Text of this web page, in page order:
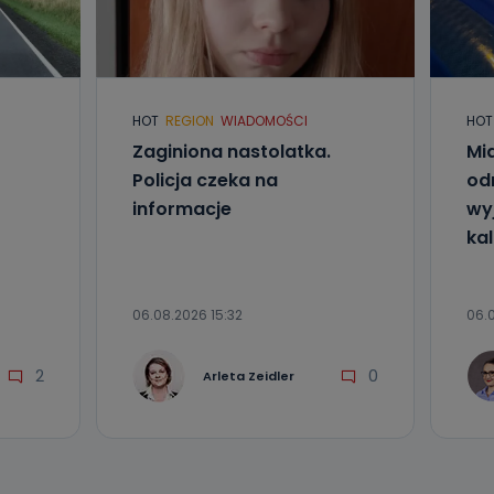
Wolności
od
żądania
od
ze
2
HOT REGION WIADOMOŚCI
Zaginiona nastolatka.
Policja czeka na
informacje
06.08.2026 15:32
Arleta Zeidler 0
HOT